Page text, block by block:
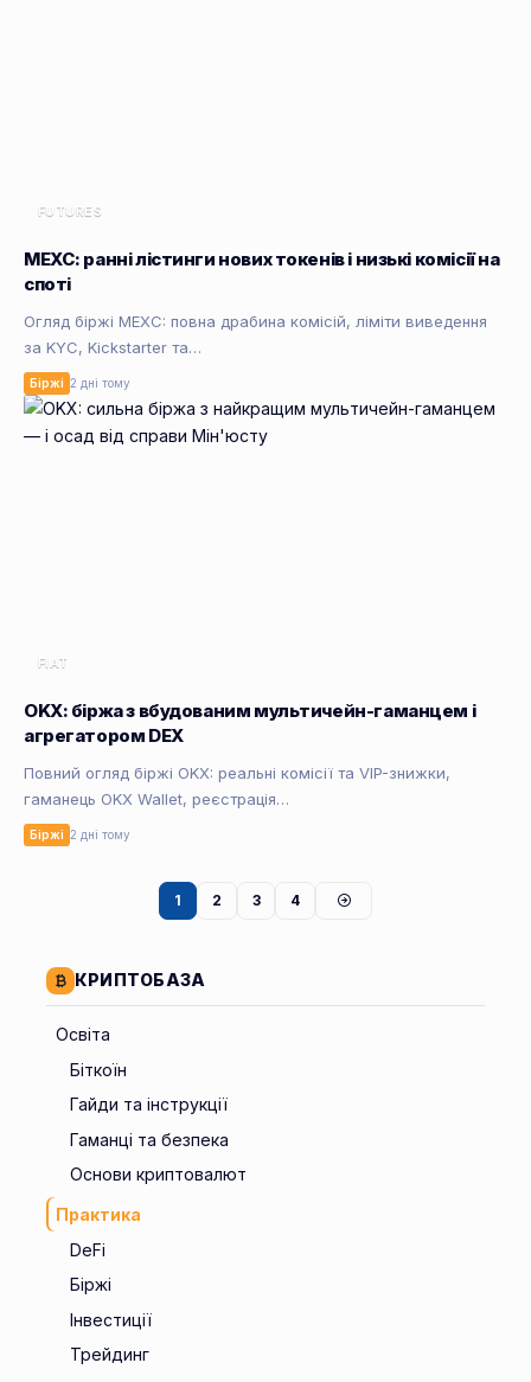
FUTURES
MEXC: ранні лістинги нових токенів і низькі комісії на
споті
Огляд біржі MEXC: повна драбина комісій, ліміти виведення
за KYC, Kickstarter та…
Біржі 2 дні тому
FIAT
OKX: біржа з вбудованим мультичейн-гаманцем і
агрегатором DEX
Повний огляд біржі OKX: реальні комісії та VIP-знижки,
гаманець OKX Wallet, реєстрація…
Біржі 2 дні тому
1 2 3 4
КРИПТОБАЗА
Освіта
Біткоїн
Гайди та інструкції
Гаманці та безпека
Основи криптовалют
Практика
DeFi
Біржі
Інвестиції
Трейдинг